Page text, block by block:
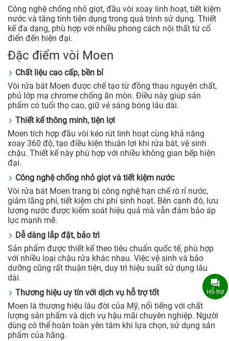
Công nghệ chống nhỏ giọt, đầu vòi xoay linh hoạt, tiết kiệm
nước và tăng tính tiện dụng trong quá trình sử dụng. Thiết
kế đa dạng, phù hợp với nhiều phong cách nội thất từ cổ
điển đến hiện đại.
Đặc điểm vòi Moen
Chất liệu cao cấp, bền bỉ
Vòi rửa bát Moen được chế tạo từ đồng thau nguyên chất,
phủ lớp mạ chrome chống ăn mòn. Điều này giúp sản
phẩm có tuổi thọ cao, giữ vẻ sáng bóng lâu dài.
Thiết kế thông minh, tiện lợi
Moen tích hợp đầu vòi kéo rút linh hoạt cùng khả năng
xoay 360 độ, tạo điều kiện thuận lợi khi rửa bát, vệ sinh
chậu. Thiết kế này phù hợp với nhiều không gian bếp hiện
đại.
Công nghệ chống nhỏ giọt và tiết kiệm nước
Vòi rửa bát Moen trang bị công nghệ hạn chế rò rỉ nước,
giảm lãng phí, tiết kiệm chi phí sinh hoạt. Bên cạnh đó, lưu
lượng nước được kiểm soát hiệu quả mà vẫn đảm bảo áp
lực mạnh mẽ.
Dễ dàng lắp đặt, bảo trì
Sản phẩm được thiết kế theo tiêu chuẩn quốc tế, phù hợp
với nhiều loại chậu rửa khác nhau. Việc vệ sinh và bảo
dưỡng cũng rất thuận tiện, duy trì hiệu suất sử dụng lâu
dài.
Thương hiệu uy tín với dịch vụ hỗ trợ tốt
Moen là thương hiệu lâu đời của Mỹ, nổi tiếng với chất
lượng sản phẩm và dịch vụ hậu mãi chuyên nghiệp. Người
dùng có thể hoàn toàn yên tâm khi lựa chọn, sử dụng sản
phẩm của hãng.
Hỗ trợ